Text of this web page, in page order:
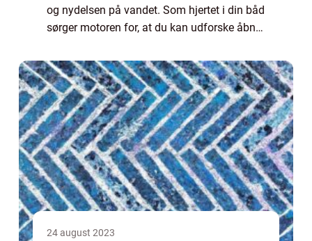
og nydelsen på vandet. Som hjertet i din båd
sørger motoren for, at du kan udforske åbne
24 august 2023